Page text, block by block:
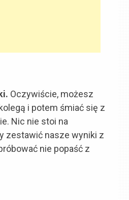
Oczywiście, możesz
i potem śmiać się z
Nic nie stoi na
zestawić nasze wyniki z
nie popaść z